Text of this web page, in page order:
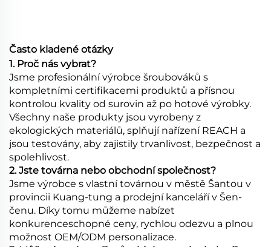
Často kladené otázky
1. Proč nás vybrat?
Jsme profesionální výrobce šroubováků s
kompletními certifikacemi produktů a přísnou
kontrolou kvality od surovin až po hotové výrobky.
Všechny naše produkty jsou vyrobeny z
ekologických materiálů, splňují nařízení REACH a
jsou testovány, aby zajistily trvanlivost, bezpečnost a
spolehlivost.
2. Jste továrna nebo obchodní společnost?
Jsme výrobce s vlastní továrnou v městě Šantou v
provincii Kuang-tung a prodejní kanceláří v Šen-
čenu. Díky tomu můžeme nabízet
konkurenceschopné ceny, rychlou odezvu a plnou
možnost OEM/ODM personalizace.